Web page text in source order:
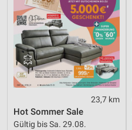
23,7 km
Hot Sommer Sale
Gültig bis Sa. 29.08.